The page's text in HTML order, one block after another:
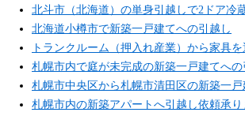
北斗市（北海道）の単身引越しで2ドア冷
北海道小樽市で新築一戸建てへの引越し
トランクルーム（押入れ産業）から家具
札幌市内で庭が未完成の新築一戸建てへの
札幌市中央区から札幌市清田区の新築一
札幌市内の新築アパートへ引越し依頼承り